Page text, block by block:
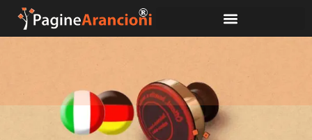
Winkler Jutta